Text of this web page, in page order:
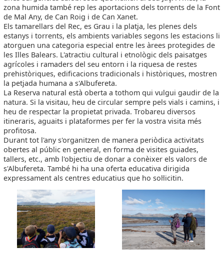
zona humida també rep les aportacions dels torrents de la Font
de Mal Any, de Can Roig i de Can Xanet.
Els tamarellars del Rec, es Grau i la platja, les plenes dels
estanys i torrents, els ambients variables segons les estacions li
atorguen una categoria especial entre les àrees protegides de
les Illes Balears. L'atractiu cultural i etnològic dels paisatges
agrícoles i ramaders del seu entorn i la riquesa de restes
prehistòriques, edificacions tradicionals i històriques, mostren
la petjada humana a s'Albufereta.
La Reserva natural està oberta a tothom qui vulgui gaudir de la
natura. Si la visitau, heu de circular sempre pels vials i camins, i
heu de respectar la propietat privada. Trobareu diversos
itineraris, aguaits i plataformes per fer la vostra visita més
profitosa.
Durant tot l'any s'organitzen de manera periòdica activitats
obertes al públic en general, en forma de visites guiades,
tallers, etc., amb l'objectiu de donar a conèixer els valors de
s'Albufereta. També hi ha una oferta educativa dirigida
expressament als centres educatius que ho sol·licitin.